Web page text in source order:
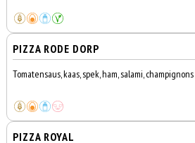
PIZZA RODE DORP
Tomatensaus, kaas, spek, ham, salami,
PIZZA ROYAL